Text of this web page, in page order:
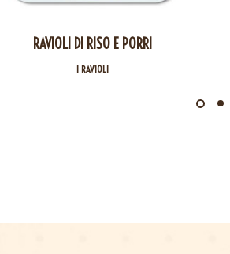
RAVIOLI DI RISO E PORRI
I RAVIOLI